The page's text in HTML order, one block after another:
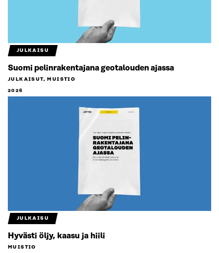
JULKAISU
Suomi pelinrakentajana geotalouden ajassa
JULKAISUT, MUISTIO
2026
JULKAISU
Hyvästi öljy, kaasu ja hiili
MUISTIO